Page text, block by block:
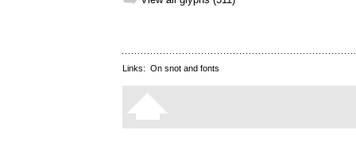
Links: On snot and fonts